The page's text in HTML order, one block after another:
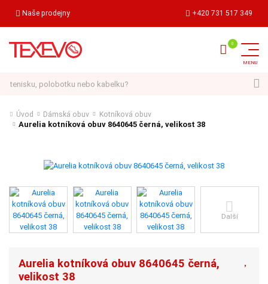
Naše prodejny +420 731 517 349
Úvod Dámská obuv Kotníková obuv
Aurelia kotníková obuv 8640645 černá, velikost 38
Další
Aurelia kotníková obuv 8640645 černá,
velikost 38